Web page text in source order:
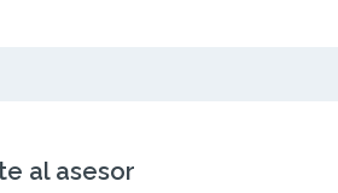
al asesor